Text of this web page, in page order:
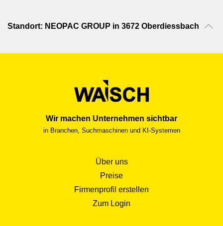
Standort: NEOPAC GROUP in 3672 Oberdiessbach
Wir machen Unternehmen sichtbar
in Branchen, Suchmaschinen und KI-Systemen
Über uns
Preise
Firmenprofil erstellen
Zum Login